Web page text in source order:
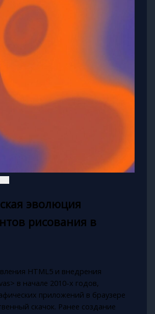
эволюция
рисования в
HTML5 и внедрения
в начале 2010-х годов,
приложений в браузере
скачок. Ранее создание